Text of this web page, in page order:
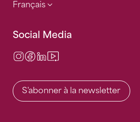
Français
Social Media
Instagram
Facebook
LinkedIn
S'abonner à la newsletter